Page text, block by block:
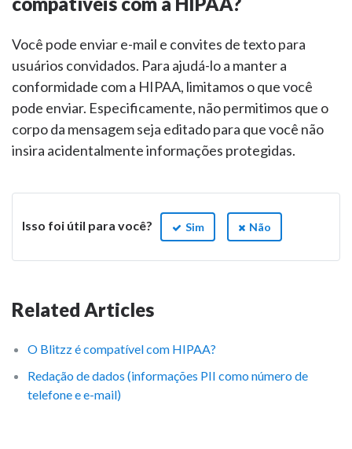
Você pode enviar e-mail e convites de texto para
usuários convidados. Para ajudá-lo a manter a
conformidade com a HIPAA, limitamos o que você
pode enviar. Especificamente, não permitimos que o
corpo da mensagem seja editado para que você não
insira acidentalmente informações protegidas.
Isso foi útil para você? Sim Não
Related Articles
O Blitzz é compatível com HIPAA?
Redação de dados (informações PII como número de
telefone e e-mail)